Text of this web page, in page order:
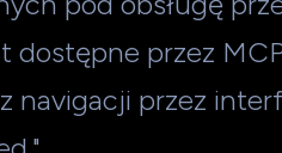
przez
navigacji przez